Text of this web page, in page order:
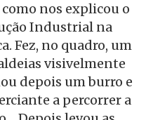
nos explicou o
Industrial na
Fez, no quadro, um
visivelmente
depois um burro e
a percorrer a